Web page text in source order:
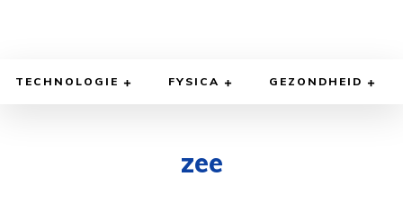
TECHNOLOGIE FYSICA GEZONDHEID
zee